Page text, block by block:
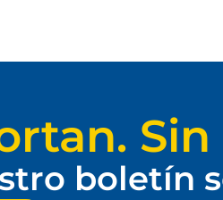
boletín